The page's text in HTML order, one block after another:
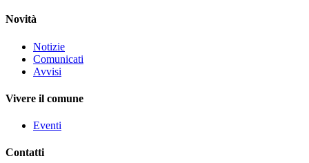
Novità
Notizie
Comunicati
Avvisi
Vivere il comune
Eventi
Contatti